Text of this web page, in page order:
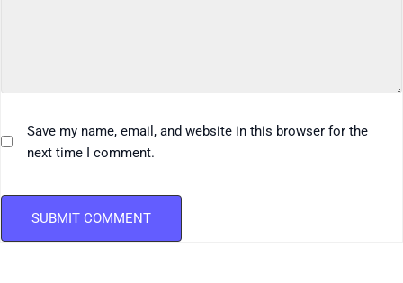
Save my name, email, and website in this browser for the
next time I comment.